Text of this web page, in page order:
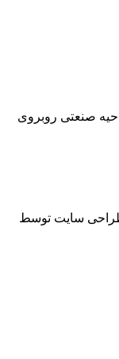
صنعتی روبروی
سایت توسط